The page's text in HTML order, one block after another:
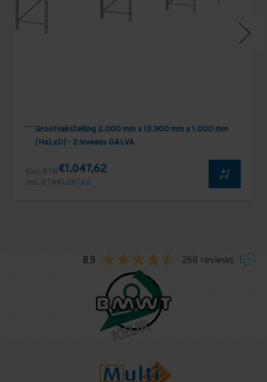
Grootvakstelling 2.000 mm x 13.900 mm x 1.000 mm
(HxLxD) - 2 niveaus GALVA
Excl. BTW€1.047,62
Incl. BTW€1.267,62
8.9 268 reviews